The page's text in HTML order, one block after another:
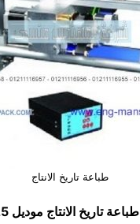
طباعة تاريخ الانتاج
طباعة تاريخ الانتاج